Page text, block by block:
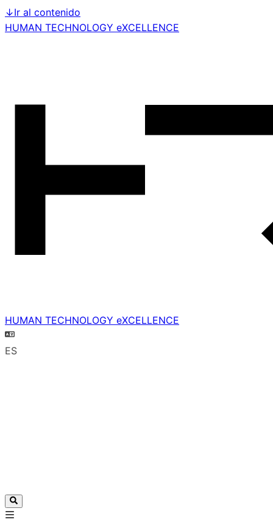
↓Ir al contenido
HUMAN TECHNOLOGY eXCELLENCE
HUMAN TECHNOLOGY eXCELLENCE
ES